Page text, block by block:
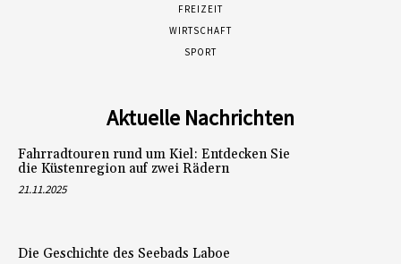
FREIZEIT
WIRTSCHAFT
SPORT
Aktuelle Nachrichten
Fahrradtouren rund um Kiel: Entdecken Sie
die Küstenregion auf zwei Rädern
21.11.2025
Die Geschichte des Seebads Laboe